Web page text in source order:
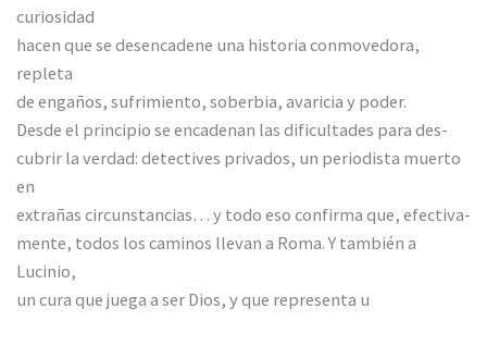
curiosidad
hacen que se desencadene una historia conmovedora,
repleta
de engaños, sufrimiento, soberbia, avaricia y poder.
Desde el principio se encadenan las dificultades para des-
cubrir la verdad: detectives privados, un periodista muerto
en
extrañas circunstancias… y todo eso confirma que, efectiva-
mente, todos los caminos llevan a Roma. Y también a
Lucinio,
un cura que juega a ser Dios, y que representa u